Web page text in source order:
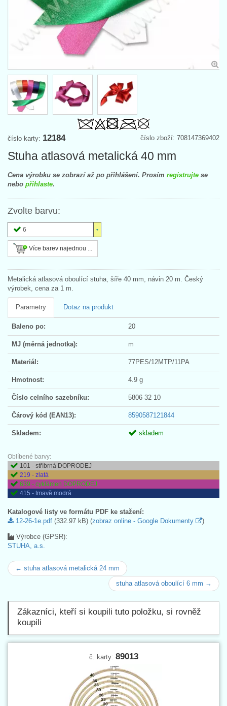
číslo zboží: 708147369402
číslo karty: 12184
Stuha atlasová metalická 40 mm
Cena výrobku se zobrazí až po přihlášení. Prosím registrujte se
nebo přihlaste.
Zvolte barvu:
6
Více barev najednou ...
Metalická atlasová oboulící stuha, šíře 40 mm, návin 20 m. Český
výrobek, cena za 1 m.
Parametry Dotaz na produkt
Baleno po: 20
MJ (měrná jednotka): m
Materiál: 77PES/12MTP/11PA
Hmotnost: 4.9 g
Číslo celního sazebníku: 5806 32 10
Čárový kód (EAN13): 8590587121844
Skladem: skladem
Oblíbené barvy:
101 - stříbrná DOPRODEJ
219 - zlatá
639 - cyklámen DOPRODEJ
415 - tmavě modrá
Katalogové listy ve formátu PDF ke stažení:
12-26-1e.pdf (332.97 kB) (zobraz online - Google Dokumenty )
Výrobce (GPSR):
STUHA, a.s.
← stuha atlasová metalická 24 mm
stuha atlasová oboulící 6 mm →
Zákazníci, kteří si koupili tuto položku, si rovněž
koupili
č. karty: 89013